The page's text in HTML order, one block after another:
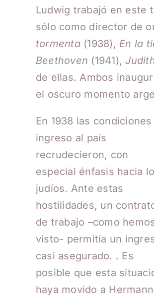
Ludwig trabajó en este
sólo como director de
tormenta(1938), En la
Beethoven (1941),
de ellas. Ambos
el oscuro momento
En 1938 las condiciones
ingreso al país
recrudecieron, con
especial énfasis hacia
judíos. Ante estas
hostilidades, un
de trabajo –como
visto- permitía un
casi asegurado. . Es
posible que esta
haya movido a Hermann